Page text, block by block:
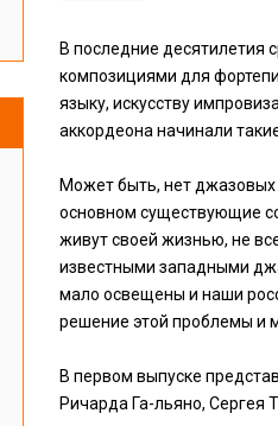
В последние десятилетия
композициями для
языку, искусству
аккордеона начинали
Может быть, нет джазовых
основном существующие
живут своей жизнью, не
известными западными
мало освещены и наши
решение этой проблемы и
В первом выпуске
Ричарда Га-льяно, Сергея